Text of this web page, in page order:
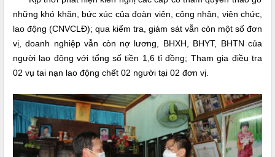
những khó khăn, bức xúc của đoàn viên, công nhân, viên chức,
lao động (CNVCLĐ); qua kiểm tra, giám sát vẫn còn một số đơn
vị, doanh nghiệp vẫn còn nợ lương, BHXH, BHYT, BHTN của
người lao động với tổng số tiền 1,6 tỉ đồng; Tham gia điều tra
02 vụ tai nạn lao động chết 02 người tại 02 đơn vị.